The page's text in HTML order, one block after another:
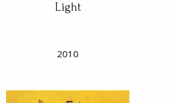
Light
2010